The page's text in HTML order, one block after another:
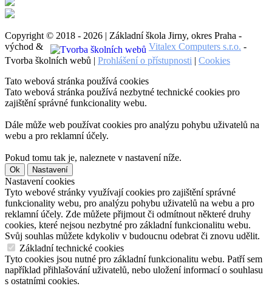
Copyright © 2018 - 2026 | Základní škola Jirny, okres Praha -
východ &
Vitalex Computers s.r.o. -
Tvorba školních webů | Prohlášení o přístupnosti | Cookies
Tato webová stránka používá cookies
Tato webová stránka používá nezbytné technické cookies pro
zajištění správné funkcionality webu.
Dále může web používat cookies pro analýzu pohybu uživatelů na
webu a pro reklamní účely.
Pokud tomu tak je, naleznete v nastavení níže.
Ok Nastavení
Nastavení cookies
Tyto webové stránky využívají cookies pro zajištění správné
funkcionality webu, pro analýzu pohybu uživatelů na webu a pro
reklamní účely. Zde můžete přijmout či odmítnout některé druhy
cookies, které nejsou nezbytné pro základní funkcionalitu webu.
Svůj souhlas můžete kdykoliv v budoucnu odebrat či znovu udělit.
Základní technické cookies
Tyto cookies jsou nutné pro základní funkcionalitu webu. Patří sem
například přihlašování uživatelů, nebo uložení informací o souhlasu
s ostatními cookies.